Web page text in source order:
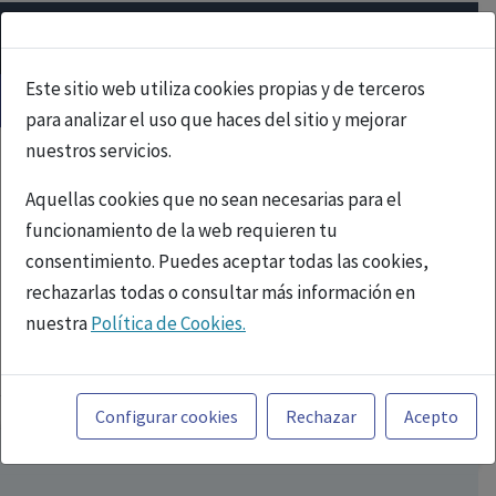
Este sitio web utiliza cookies propias y de terceros
para analizar el uso que haces del sitio y mejorar
nuestros servicios.
Aquellas cookies que no sean necesarias para el
funcionamiento de la web requieren tu
consentimiento. Puedes aceptar todas las cookies,
rechazarlas todas o consultar más información en
nuestraPolítica de Cookies.
Toda la información incluida en la Página Web está
referida a productos del mercado español y, por
tanto, dirigida a profesionales sanitarios legalmente
facultados para prescribir o dispensar medicamentos
Configurar cookies Rechazar Acepto